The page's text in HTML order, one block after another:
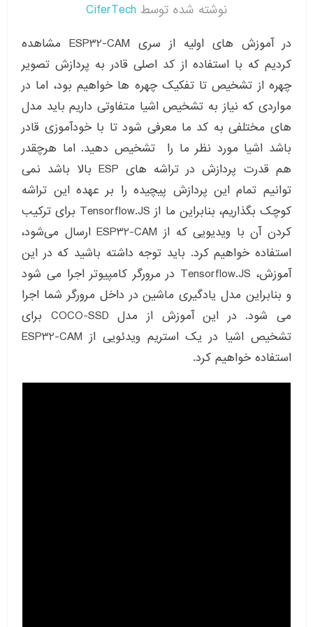
نوشته شده توسط CiferTech
در آموزش های اولیه از سری ESP32-CAM مشاهده
کردیم که با استفاده از کد اصلی قادر به پردازش تصویر
چهره از تشخیص تا تفکیک چهره ها خواهیم بود، اما در
مواردی که نیاز به تشخیص اشیا متفاوتی داریم باید مدل
های مختلفی به کد ما معرفی شود تا با خودآموزی قادر
باشد اشیا مورد نظر ما را تشخیص دهید. اما هرچقدر
هم قدرت پردازش در تراشه های ESP بالا باشد نمی
توانیم تمام این پردازش پیچیده را بر عهده این تراشه
کوچک بگذاریم، بنابراین ما از Tensorflow.JS برای ترکیب
کردن آن با ویدیویی که از ESP32-CAM ارسال می‌شود،
استفاده خواهیم کرد. باید توجه داشته باشید که در این
آموزش، Tensorflow.JS در مرورگر کامپیوتر اجرا می شود
و بنابراین مدل یادگیری ماشین در داخل مرورگر شما اجرا
می شود. در این آموزش از مدل COCO-SSD برای
تشخیص اشیا در یک استریم ویدئویی از ESP32-CAM
استفاده خواهیم کرد.